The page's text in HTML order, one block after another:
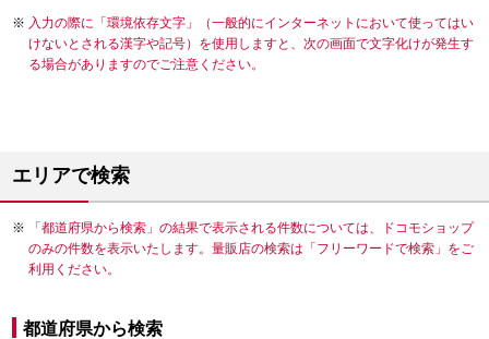
入力の際に「環境依存文字」（一般的にインターネットにおいて使ってはい
けないとされる漢字や記号）を使用しますと、次の画面で文字化けが発生す
る場合がありますのでご注意ください。
エリアで検索
「都道府県から検索」の結果で表示される件数については、ドコモショップ
のみの件数を表示いたします。量販店の検索は「フリーワードで検索」をご
利用ください。
都道府県から検索